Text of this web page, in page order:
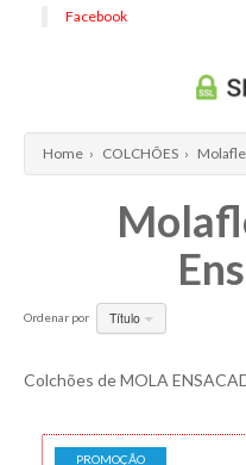
Facebook
Home › COLCHÕES ›
Ordenar por Título
Colchões de MOLA
PROMOÇÃO